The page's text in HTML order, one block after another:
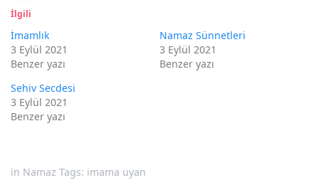
İlgili
İmamlık
3 Eylül 2021
Benzer yazı
Namaz Sünnetleri
3 Eylül 2021
Benzer yazı
Sehiv Secdesi
3 Eylül 2021
Benzer yazı
in Namaz Tags: imama uyan